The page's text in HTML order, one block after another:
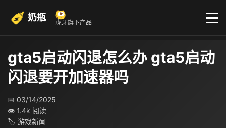
奶瓶 虎牙旗下产品
gta5启动闪退怎么办 gta5启动
闪退要开加速器吗
📅 03/14/2025
👁 1.4k 阅读
🏷 游戏新闻